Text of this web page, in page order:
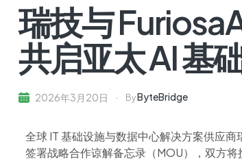
瑞技与
共启亚太 AI 基
2026年3月20日 ByByteBridge
全球 IT 基础设施与数据中心解决方案供应
签署战略合作谅解备忘录（MOU），双方